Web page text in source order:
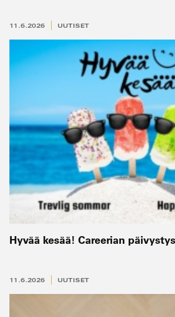
11.6.2026 UUTISET
Hyvää kesää! Careerian
11.6.2026 UUTISET